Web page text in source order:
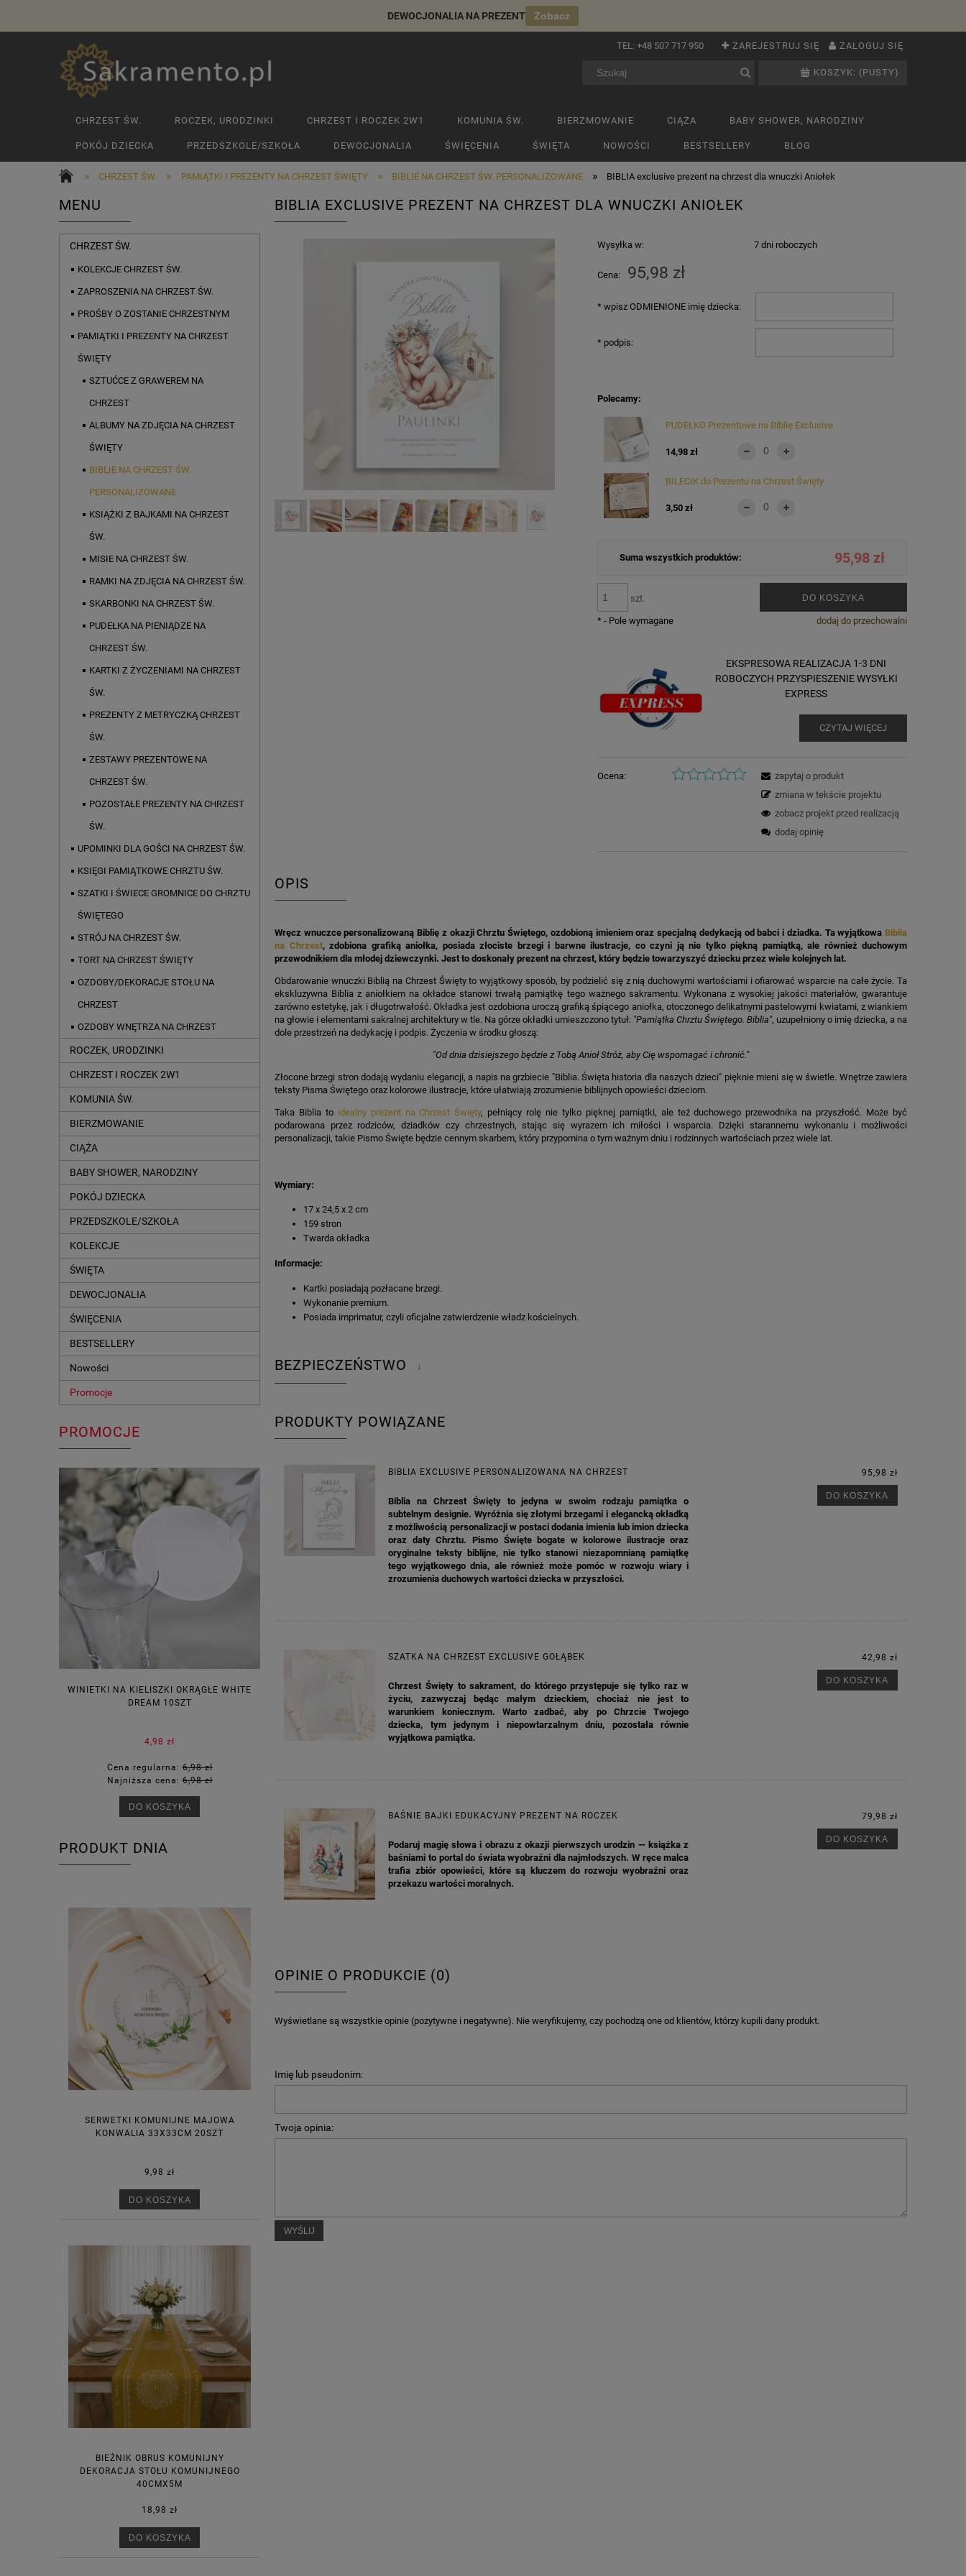
DEWOCJONALIA NA PREZENT Zobacz
ZAREJESTRUJ SIĘ ZALOGUJ SIĘ
TEL: +48 507 717 950
KOSZYK: (PUSTY)
CHRZEST ŚW. ROCZEK, URODZINKI CHRZEST I ROCZEK 2W1 KOMUNIA ŚW. BIERZMOWANIE CIĄŻA BABY SHOWER, NARODZINY
POKÓJ DZIECKA PRZEDSZKOLE/SZKOŁA DEWOCJONALIA ŚWIĘCENIA ŚWIĘTA NOWOŚCI BESTSELLERY BLOG
» CHRZEST ŚW. » PAMIĄTKI I PREZENTY NA CHRZEST ŚWIĘTY » BIBLIE NA CHRZEST ŚW. PERSONALIZOWANE » BIBLIA exclusive prezent na chrzest dla wnuczki Aniołek
MENU
CHRZEST ŚW.
KOLEKCJE CHRZEST ŚW.
ZAPROSZENIA NA CHRZEST ŚW.
PROŚBY O ZOSTANIE CHRZESTNYM
PAMIĄTKI I PREZENTY NA CHRZEST
ŚWIĘTY
SZTUĆCE Z GRAWEREM NA
CHRZEST
ALBUMY NA ZDJĘCIA NA CHRZEST
ŚWIĘTY
BIBLIE NA CHRZEST ŚW.
PERSONALIZOWANE
KSIĄŻKI Z BAJKAMI NA CHRZEST
ŚW.
MISIE NA CHRZEST ŚW.
RAMKI NA ZDJĘCIA NA CHRZEST ŚW.
SKARBONKI NA CHRZEST ŚW.
PUDEŁKA NA PIENIĄDZE NA
CHRZEST ŚW.
KARTKI Z ŻYCZENIAMI NA CHRZEST
ŚW.
PREZENTY Z METRYCZKĄ CHRZEST
ŚW.
ZESTAWY PREZENTOWE NA
CHRZEST ŚW.
POZOSTAŁE PREZENTY NA CHRZEST
ŚW.
UPOMINKI DLA GOŚCI NA CHRZEST ŚW.
KSIĘGI PAMIĄTKOWE CHRZTU ŚW.
SZATKI I ŚWIECE GROMNICE DO CHRZTU
ŚWIĘTEGO
STRÓJ NA CHRZEST ŚW.
TORT NA CHRZEST ŚWIĘTY
OZDOBY/DEKORACJE STOŁU NA
CHRZEST
OZDOBY WNĘTRZA NA CHRZEST
ROCZEK, URODZINKI
CHRZEST I ROCZEK 2W1
KOMUNIA ŚW.
BIERZMOWANIE
CIĄŻA
BABY SHOWER, NARODZINY
POKÓJ DZIECKA
PRZEDSZKOLE/SZKOŁA
KOLEKCJE
ŚWIĘTA
DEWOCJONALIA
ŚWIĘCENIA
BESTSELLERY
Nowości
Promocje
PROMOCJE
WINIETKI NA KIELISZKI OKRĄGŁE WHITE
DREAM 10SZT
4,98 zł
Cena regularna:6,98 zł
Najniższa cena:6,98 zł
DO KOSZYKA
PUDEŁECZKA PODZIĘKOWANIE ZŁOTA
KORONKA KWADRAT 10SZT
6,98 zł
DO KOSZYKA
GIRLANDA BIAŁE PIÓRKA ZE ZŁOTEM
PRODUKT DNIA
SERWETKI KOMUNIJNE MAJOWA
KONWALIA 33X33CM 20SZT
9,98 zł
DO KOSZYKA
BIEŻNIK OBRUS KOMUNIJNY
DEKORACJA STOŁU KOMUNIJNEGO
40CMX5M
18,98 zł
DO KOSZYKA
BIBLIA EXCLUSIVE PREZENT NA CHRZEST DLA WNUCZKI ANIOŁEK
Wysyłka w: 7 dni roboczych
Cena: 95,98 zł
* wpisz ODMIENIONE imię dziecka:
* podpis:
Polecamy:
PUDEŁKO Prezentowe na Biblię Exclusive
14,98 zł
BILECIK do Prezentu na Chrzest Święty
3,50 zł
Suma wszystkich produktów: 95,98 zł
szt. DO KOSZYKA
dodaj do przechowalni
* - Pole wymagane
EKSPRESOWA REALIZACJA 1-3 DNI
ROBOCZYCH PRZYSPIESZENIE WYSYŁKI
EXPRESS
CZYTAJ WIĘCEJ
Ocena:
zapytaj o produkt
zmiana w tekście projektu
zobacz projekt przed realizacją
dodaj opinię
OPIS
Wręcz wnuczce personalizowaną Biblię z okazji Chrztu Świętego, ozdobioną imieniem oraz specjalną dedykacją od babci i dziadka. Ta wyjątkowa Biblia
na Chrzest, zdobiona grafiką aniołka, posiada złociste brzegi i barwne ilustracje, co czyni ją nie tylko piękną pamiątką, ale również duchowym
przewodnikiem dla młodej dziewczynki. Jest to doskonały prezent na chrzest, który będzie towarzyszyć dziecku przez wiele kolejnych lat.
Obdarowanie wnuczki Biblią na Chrzest Święty to wyjątkowy sposób, by podzielić się z nią duchowymi wartościami i ofiarować wsparcie na całe życie. Ta
ekskluzywna Biblia z aniołkiem na okładce stanowi trwałą pamiątkę tego ważnego sakramentu. Wykonana z wysokiej jakości materiałów, gwarantuje
zarówno estetykę, jak i długotrwałość. Okładka jest ozdobiona uroczą grafiką śpiącego aniołka, otoczonego delikatnymi pastelowymi kwiatami, z wiankiem
na głowie i elementami sakralnej architektury w tle. Na górze okładki umieszczono tytuł: "Pamiątka Chrztu Świętego. Biblia", uzupełniony o imię dziecka, a na
dole przestrzeń na dedykację i podpis. Życzenia w środku głoszą:
"Od dnia dzisiejszego będzie z Tobą Anioł Stróż, aby Cię wspomagać i chronić."
Złocone brzegi stron dodają wydaniu elegancji, a napis na grzbiecie "Biblia. Święta historia dla naszych dzieci" pięknie mieni się w świetle. Wnętrze zawiera
teksty Pisma Świętego oraz kolorowe ilustracje, które ułatwiają zrozumienie biblijnych opowieści dzieciom.
Taka Biblia to idealny prezent na Chrzest Święty, pełniący rolę nie tylko pięknej pamiątki, ale też duchowego przewodnika na przyszłość. Może być
podarowana przez rodziców, dziadków czy chrzestnych, stając się wyrazem ich miłości i wsparcia. Dzięki starannemu wykonaniu i możliwości
personalizacji, takie Pismo Święte będzie cennym skarbem, który przypomina o tym ważnym dniu i rodzinnych wartościach przez wiele lat.
Wymiary:
17 x 24,5 x 2 cm
159 stron
Twarda okładka
Informacje:
Kartki posiadają pozłacane brzegi.
Wykonanie premium.
Posiada imprimatur, czyli oficjalne zatwierdzenie władz kościelnych.
BEZPIECZEŃSTWO ↓
PRODUKTY POWIĄZANE
BIBLIA EXCLUSIVE PERSONALIZOWANA NA CHRZEST
Biblia na Chrzest Święty to jedyna w swoim rodzaju pamiątka o
subtelnym designie. Wyróżnia się złotymi brzegami i elegancką okładką
z możliwością personalizacji w postaci dodania imienia lub imion dziecka
oraz daty Chrztu. Pismo Święte bogate w kolorowe ilustracje oraz
oryginalne teksty biblijne, nie tylko stanowi niezapomnianą pamiątkę
tego wyjątkowego dnia, ale również może pomóc w rozwoju wiary i
zrozumienia duchowych wartości dziecka w przyszłości.
95,98 zł
DO KOSZYKA
SZATKA NA CHRZEST EXCLUSIVE GOŁĄBEK
Chrzest Święty to sakrament, do którego przystępuje się tylko raz w
życiu, zazwyczaj będąc małym dzieckiem, chociaż nie jest to
warunkiem koniecznym. Warto zadbać, aby po Chrzcie Twojego
dziecka, tym jedynym i niepowtarzalnym dniu, pozostała równie
wyjątkowa pamiątka.
42,98 zł
DO KOSZYKA
BAŚNIE BAJKI EDUKACYJNY PREZENT NA ROCZEK
Podaruj magię słowa i obrazu z okazji pierwszych urodzin — książka z
baśniami to portal do świata wyobraźni dla najmłodszych. W ręce malca
trafia zbiór opowieści, które są kluczem do rozwoju wyobraźni oraz
przekazu wartości moralnych.
79,98 zł
DO KOSZYKA
OPINIE O PRODUKCIE (0)
Wyświetlane są wszystkie opinie (pozytywne i negatywne). Nie weryfikujemy, czy pochodzą one od klientów, którzy kupili dany produkt.
Imię lub pseudonim:
Twoja opinia:
WYŚLIJ